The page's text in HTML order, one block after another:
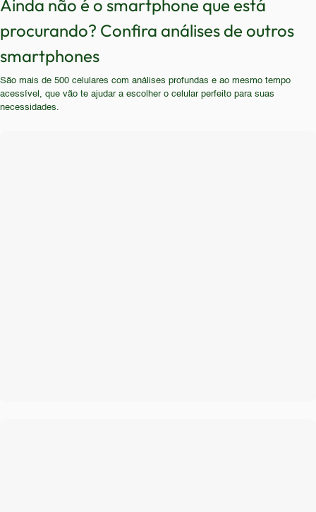
superiores em todos os aspectos.
demais limitações. Idosos que não utilizam
aplicativos pesados e que buscam um aparelho
simples e com funções básicas poderiam ser um
publico alvo.
performance, boa câmera, grande autonomia de
bateria, boa tela ou boa conectividade. O público
que busca jogos, edição de fotos e vídeos, uso
intenso de aplicativos, navegação na internet, redes
sociais e streaming de vídeo não seria atendido por
este aparelho.
Ainda não é o smartphone que está
procurando? Confira análises de outros
smartphones
São mais de 500 celulares com análises profundas e ao mesmo tempo
acessível, que vão te ajudar a escolher o celular perfeito para suas
necessidades.